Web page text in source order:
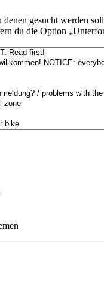
gesucht werden
du die Option